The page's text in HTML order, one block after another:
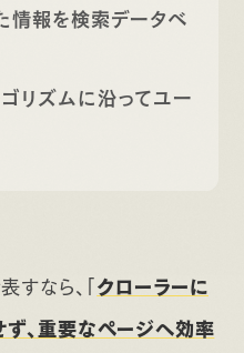
情報を検索データベ
リズムに沿ってユー
すなら、「クローラーに
、重要なページへ効率